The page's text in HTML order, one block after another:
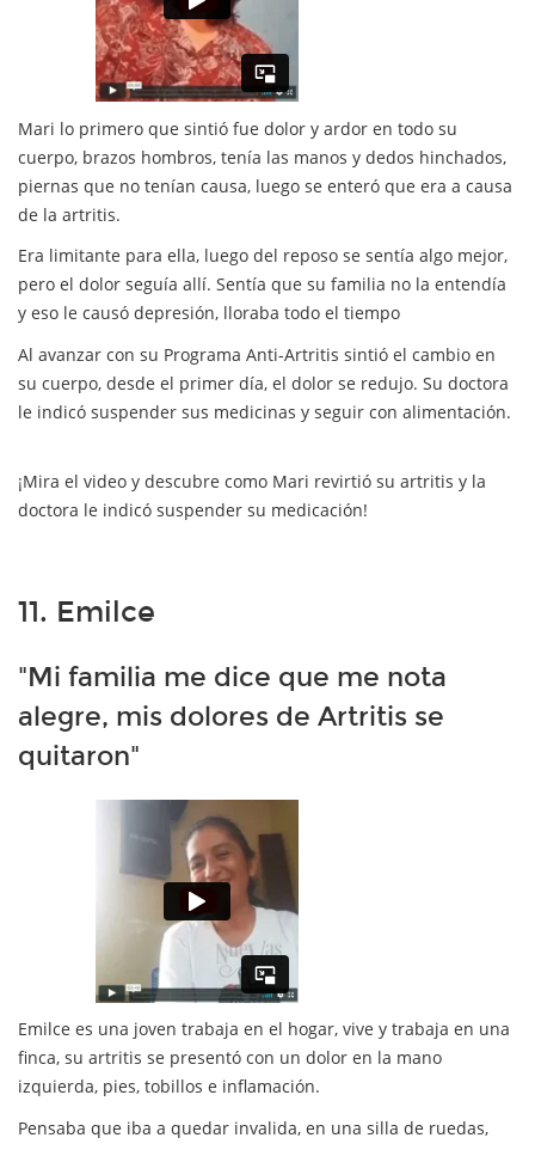
Mari lo primero que sintió fue dolor y ardor en todo su
cuerpo, brazos hombros, tenía las manos y dedos hinchados,
piernas que no tenían causa, luego se enteró que era a causa
de la artritis.
Era limitante para ella, luego del reposo se sentía algo mejor,
pero el dolor seguía allí. Sentía que su familia no la entendía
y eso le causó depresión, lloraba todo el tiempo
Al avanzar con su Programa Anti-Artritis sintió el cambio en
su cuerpo, desde el primer día, el dolor se redujo. Su doctora
le indicó suspender sus medicinas y seguir con alimentación.
¡Mira el video y descubre como Mari revirtió su artritis y la
doctora le indicó suspender su medicación!
11. Emilce
"Mi familia me dice que me nota
alegre, mis dolores de Artritis se
quitaron"
Emilce es una joven trabaja en el hogar, vive y trabaja en una
finca, su artritis se presentó con un dolor en la mano
izquierda, pies, tobillos e inflamación.
Pensaba que iba a quedar invalida, en una silla de ruedas,